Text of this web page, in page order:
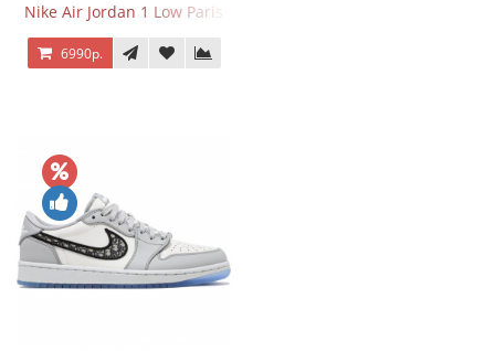
Nike Air Jordan 1 Low Paris
6990р.